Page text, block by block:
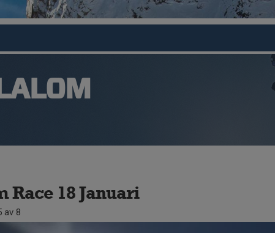
Race 18 Januari
av 8